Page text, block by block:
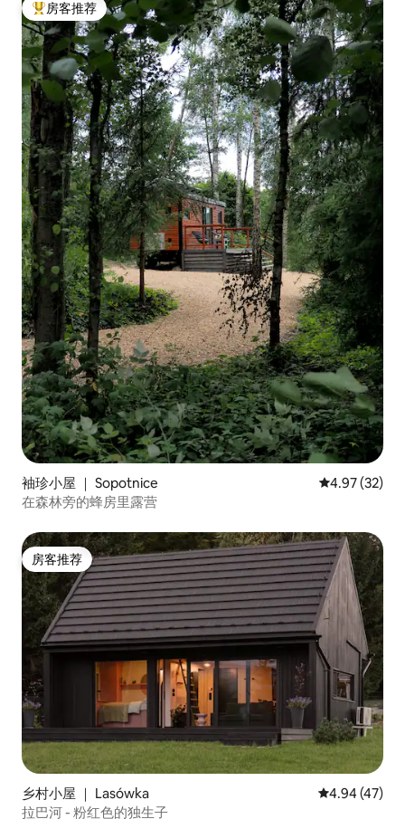
热门「房客推荐」
房客推荐
袖珍小屋 ｜ Sopotnice 平均评分
4.97 (32)
在森林旁的蜂房里露营
房客推荐
房客推荐
乡村小屋 ｜ Lasówka 平均评分
4.94 (47)
拉巴河 - 粉红色的独生子